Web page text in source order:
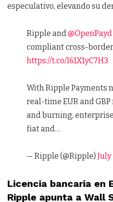
especulativo, elevando su
Ripple and@OpenPayd
compliant cross-
https://t.co/I61X1yC7H3
With Ripple Payments
real-time EUR and
and burning,
fiat and…
— Ripple (@Ripple) July
Licencia bancaria en
Ripple apunta a Wall